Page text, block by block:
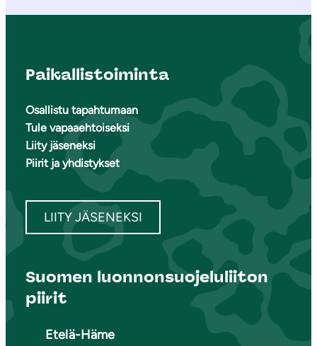
Paikallistoiminta
Osallistu tapahtumaan
Tule vapaaehtoiseksi
Liity jäseneksi
Piirit ja yhdistykset
LIITY JÄSENEKSI
Suomen luonnonsuojeluliiton
piirit
Etelä-Häme